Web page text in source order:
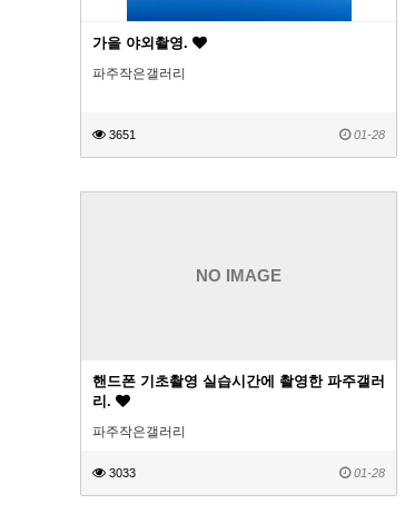
가을 야외촬영.
파주작은갤러리
3651 01-28
NO IMAGE
핸드폰 기초촬영 실습시간에 촬영한 파주갤러
리.
파주작은갤러리
3033 01-28